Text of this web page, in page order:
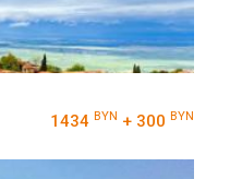
1434 BYN + 300 BYN